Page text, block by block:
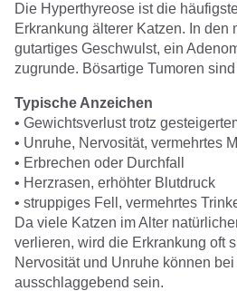
Die Hyperthyreose ist die
Erkrankung älterer Katzen. In den
gutartiges Geschwulst, ein
zugrunde. Bösartige Tumoren
Typische Anzeichen
• Gewichtsverlust trotz
• Unruhe, Nervosität, vermehrtes
• Erbrechen oder Durchfall
• Herzrasen, erhöhter Blutdruck
• struppiges Fell, vermehrtes
Da viele Katzen im Alter
verlieren, wird die Erkrankung oft
Nervosität und Unruhe können
ausschlaggebend sein.